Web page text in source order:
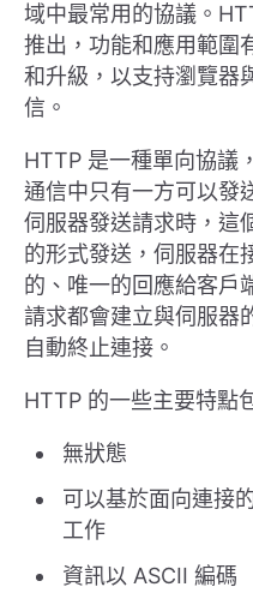
域中最常用的協議。
推出，功能和應用範圍
和升級，以支持瀏覽器
信。
HTTP 是一種單向協議
通信中只有一方可以發
伺服器發送請求時，這
的形式發送，伺服器在
的、唯一的回應給客戶
請求都會建立與伺服器
自動終止連接。
HTTP 的一些主要特點
無狀態
可以基於面向連接
工作
資訊以 ASCII 編碼